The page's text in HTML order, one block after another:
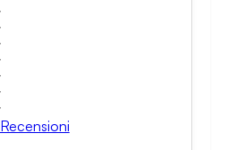
Recensioni